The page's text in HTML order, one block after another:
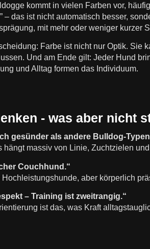
kommt in vielen Farben vor,
– das ist nicht automatisch besser,
mit mehr oder weniger
Farbe ist nicht nur Optik. Sie
Und am Ende gilt: Jeder Hund
und Alltag formen das Individuum.
- was aber nicht
gesünder als andere Bulldog-
hängt massiv von Linie, Zuchtzielen
Couchhund.“
aber körperlich
– Training ist zweitrangig.“
ist das, was Kraft